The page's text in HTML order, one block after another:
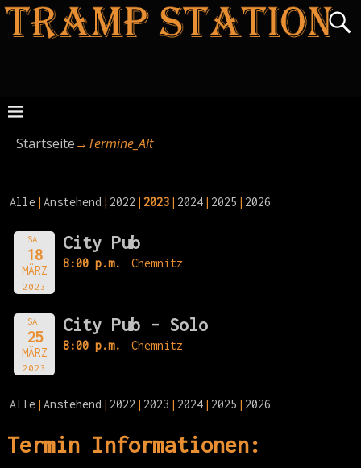
Startseite→Termine_Alt
Alle Anstehend 2022 2023 2024 2025 2026
SA.
18
MÄRZ
2023
City Pub
8:00 p.m. Chemnitz
SA.
25
MÄRZ
2023
City Pub - Solo
8:00 p.m. Chemnitz
Alle Anstehend 2022 2023 2024 2025 2026
Termin Informationen: